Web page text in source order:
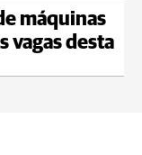
máquinas
vagas desta